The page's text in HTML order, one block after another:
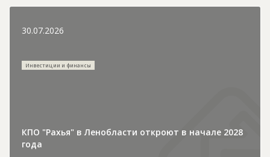
30.07.2026
Инвестиции и финансы
КПО "Рахья" в Ленобласти откроют в начале 2028
года